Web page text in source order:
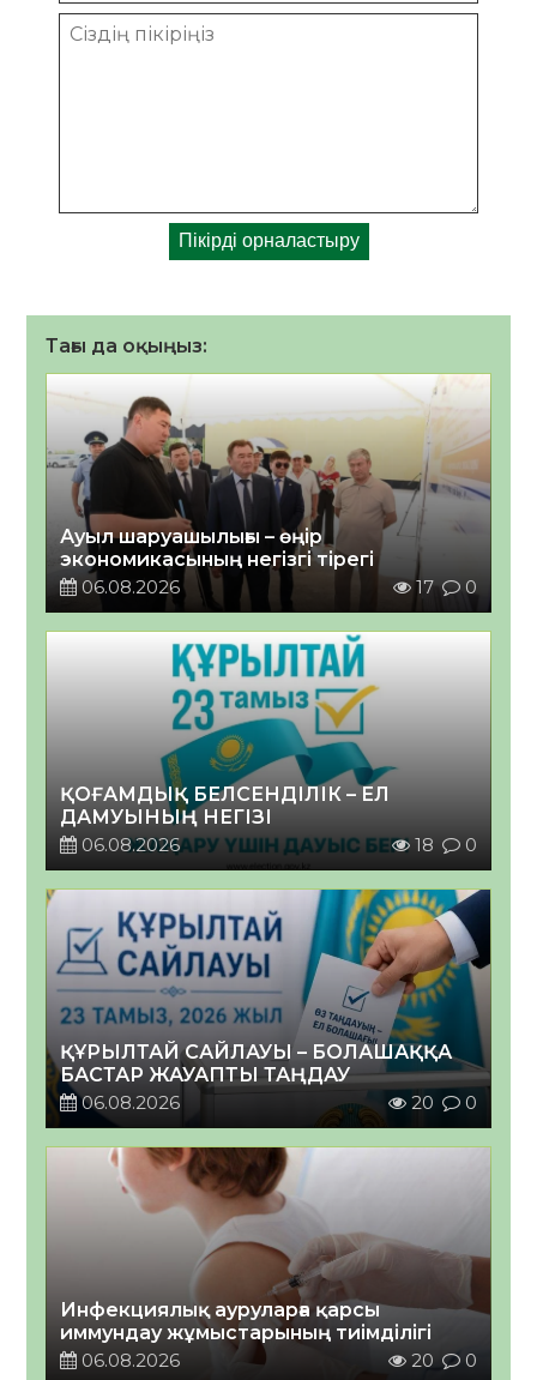
Тағы да оқыңыз:
Ауыл шаруашылығы – өңір
экономикасының негізгі тірегі
06.08.2026
17 0
ҚОҒАМДЫҚ БЕЛСЕНДІЛІК – ЕЛ
ДАМУЫНЫҢ НЕГІЗІ
06.08.2026
18 0
ҚҰРЫЛТАЙ САЙЛАУЫ – БОЛАШАҚҚА
БАСТАР ЖАУАПТЫ ТАҢДАУ
06.08.2026
20 0
Инфекциялық ауруларға қарсы
иммундау жұмыстарының тиімділігі
06.08.2026
20 0